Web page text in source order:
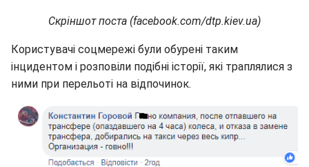
Скріншот поста (facebook.com/dtp.kiev.ua)
Користувачі соцмережі були обурені таким
інцидентом і розповіли подібні історії, які траплялися з
ними при перельоті на відпочинок.